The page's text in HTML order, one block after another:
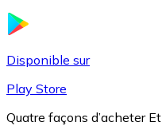
Disponible sur
Play Store
Quatre façons d’acheter